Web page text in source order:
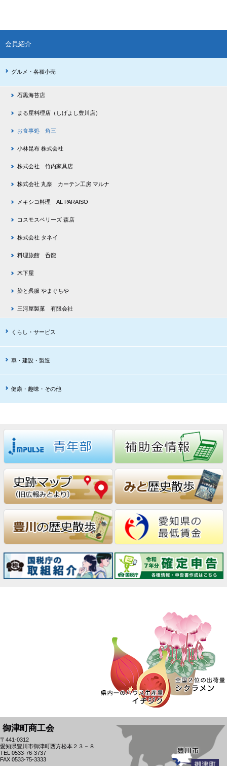
会員紹介
グルメ・各種小売
石黒海苔店
まる屋料理店（しげよし豊川店）
お食事処 角三
小林昆布 株式会社
株式会社 竹内家具店
株式会社 丸奈 カーテン工房 マルナ
メキシコ料理 AL PARAISO
コスモスベリーズ 森店
株式会社 タネイ
料理旅館 呑龍
木下屋
染と呉服 やまぐちや
三河屋製菓 有限会社
くらし・サービス
車・建設・製造
健康・趣味・その他
御津町商工会
〒441-0312
愛知県豊川市御津町西方松本２３－８
TEL 0533-76-3737
FAX 0533-75-3333